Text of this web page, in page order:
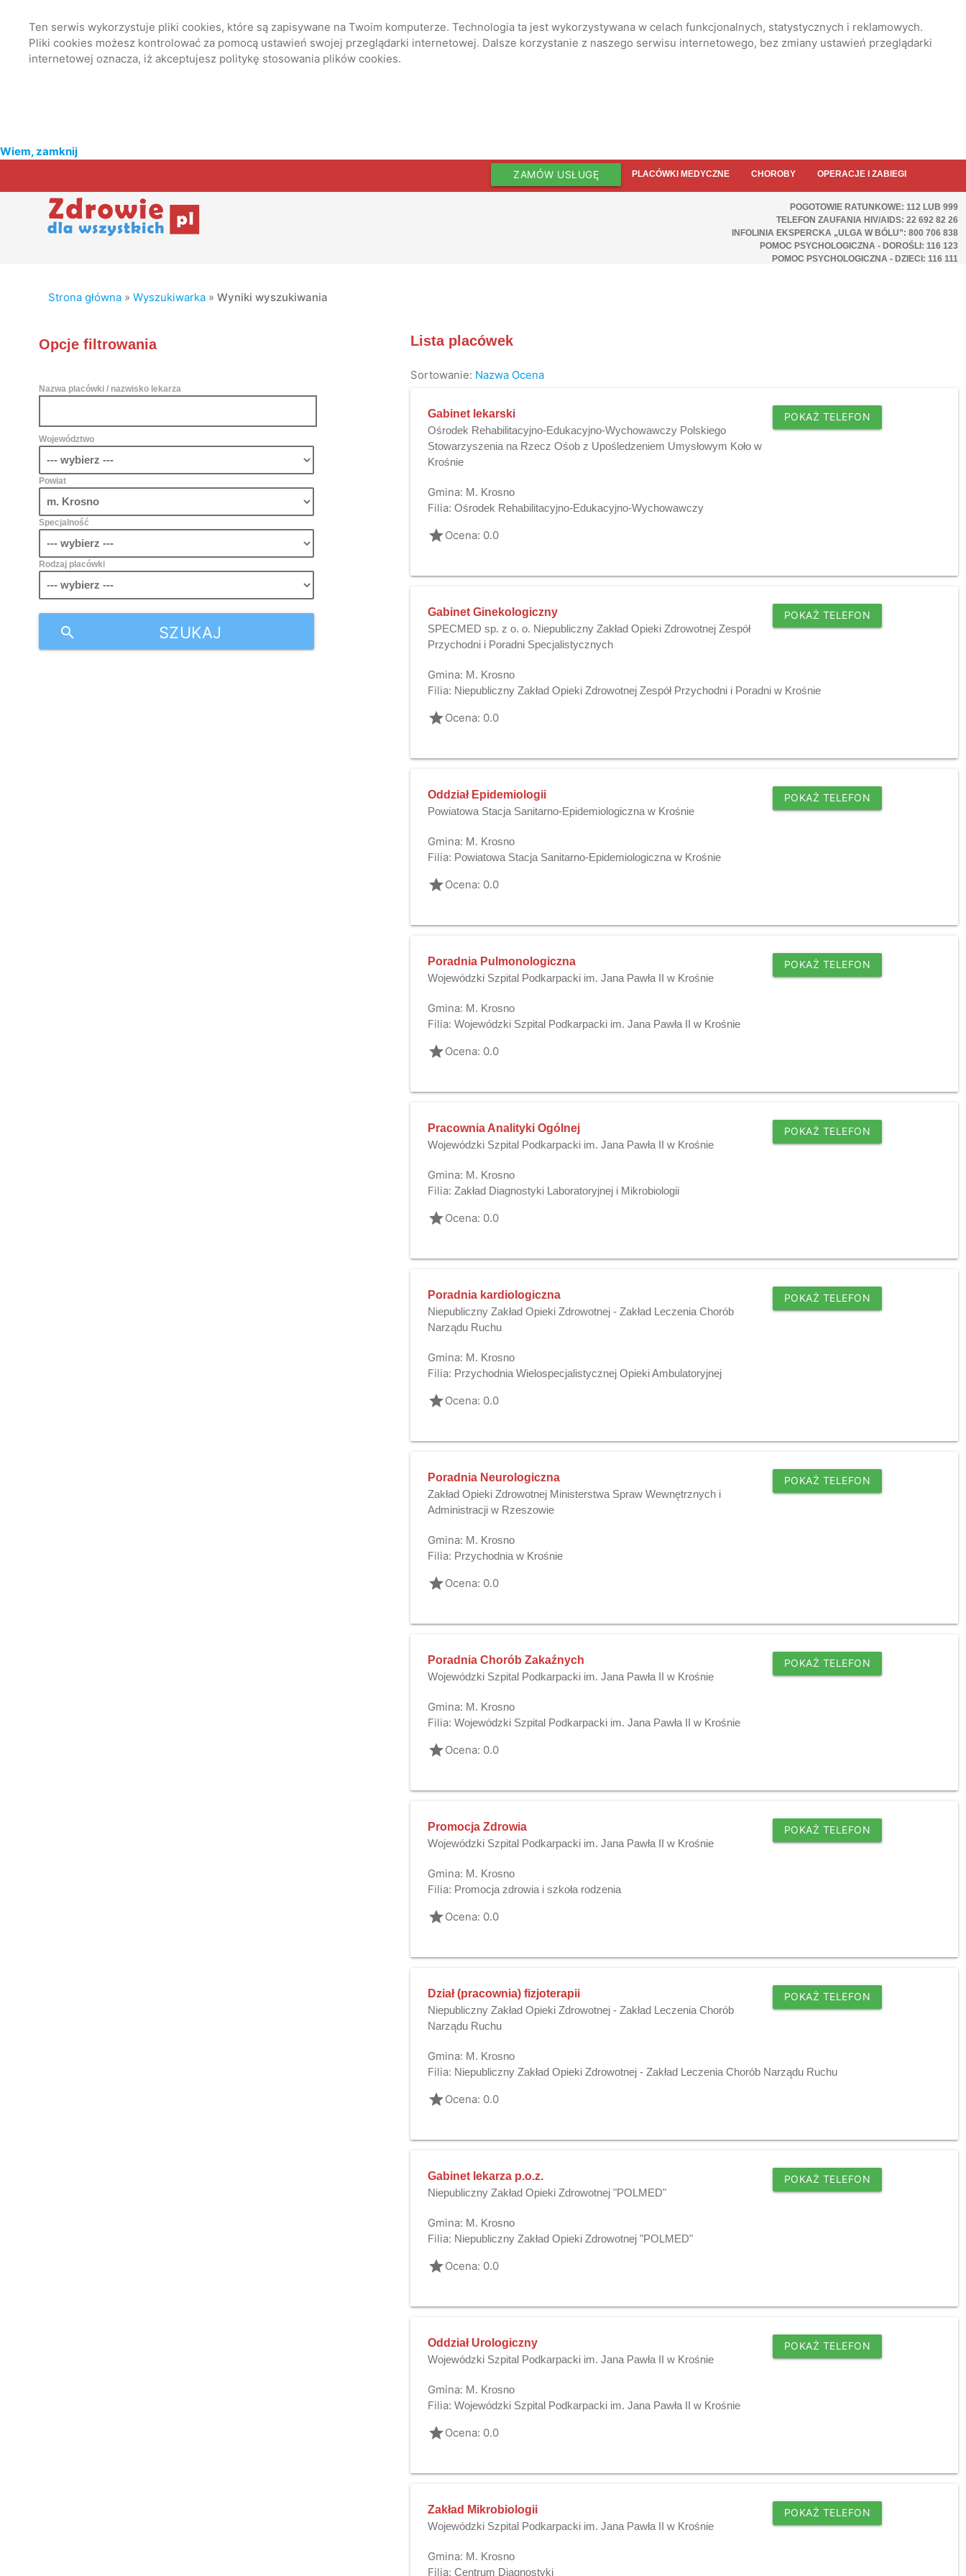
Ten serwis wykorzystuje pliki cookies, które są zapisywane na Twoim komputerze. Technologia ta jest wykorzystywana w celach funkcjonalnych, statystycznych i reklamowych.
Pliki cookies możesz kontrolować za pomocą ustawień swojej przeglądarki internetowej. Dalsze korzystanie z naszego serwisu internetowego, bez zmiany ustawień przeglądarki
internetowej oznacza, iż akceptujesz politykę stosowania plików cookies.
Wiem, zamknij
ZAMÓW USŁUGĘ PLACÓWKI MEDYCZNE CHOROBY OPERACJE I ZABIEGI
POGOTOWIE RATUNKOWE: 112 LUB 999
TELEFON ZAUFANIA HIV/AIDS: 22 692 82 26
INFOLINIA EKSPERCKA „ULGA W BÓLU”: 800 706 838
POMOC PSYCHOLOGICZNA - DOROŚLI: 116 123
POMOC PSYCHOLOGICZNA - DZIECI: 116 111
Strona główna »Wyszukiwarka »Wyniki wyszukiwania
Opcje filtrowania
Nazwa placówki / nazwisko lekarza
Województwo
Powiat
Specjalność
Rodzaj placówki
SZUKAJ
search
Lista placówek
Sortowanie: Nazwa Ocena
Gabinet lekarski
Ośrodek Rehabilitacyjno-Edukacyjno-Wychowawczy Polskiego
Stowarzyszenia na Rzecz Ośob z Upośledzeniem Umysłowym Koło w
Krośnie
POKAŻ TELEFON
Gmina: M. Krosno
Filia: Ośrodek Rehabilitacyjno-Edukacyjno-Wychowawczy
gradeOcena: 0.0
Gabinet Ginekologiczny
SPECMED sp. z o. o. Niepubliczny Zakład Opieki Zdrowotnej Zespół
Przychodni i Poradni Specjalistycznych
POKAŻ TELEFON
Gmina: M. Krosno
Filia: Niepubliczny Zakład Opieki Zdrowotnej Zespół Przychodni i Poradni w Krośnie
gradeOcena: 0.0
Oddział Epidemiologii
Powiatowa Stacja Sanitarno-Epidemiologiczna w Krośnie
POKAŻ TELEFON
Gmina: M. Krosno
Filia: Powiatowa Stacja Sanitarno-Epidemiologiczna w Krośnie
gradeOcena: 0.0
Poradnia Pulmonologiczna
Wojewódzki Szpital Podkarpacki im. Jana Pawła II w Krośnie
POKAŻ TELEFON
Gmina: M. Krosno
Filia: Wojewódzki Szpital Podkarpacki im. Jana Pawła II w Krośnie
gradeOcena: 0.0
Pracownia Analityki Ogólnej
Wojewódzki Szpital Podkarpacki im. Jana Pawła II w Krośnie
POKAŻ TELEFON
Gmina: M. Krosno
Filia: Zakład Diagnostyki Laboratoryjnej i Mikrobiologii
gradeOcena: 0.0
Poradnia kardiologiczna
Niepubliczny Zakład Opieki Zdrowotnej - Zakład Leczenia Chorób
Narządu Ruchu
POKAŻ TELEFON
Gmina: M. Krosno
Filia: Przychodnia Wielospecjalistycznej Opieki Ambulatoryjnej
gradeOcena: 0.0
Poradnia Neurologiczna
Zakład Opieki Zdrowotnej Ministerstwa Spraw Wewnętrznych i
Administracji w Rzeszowie
POKAŻ TELEFON
Gmina: M. Krosno
Filia: Przychodnia w Krośnie
gradeOcena: 0.0
Poradnia Chorób Zakaźnych
Wojewódzki Szpital Podkarpacki im. Jana Pawła II w Krośnie
POKAŻ TELEFON
Gmina: M. Krosno
Filia: Wojewódzki Szpital Podkarpacki im. Jana Pawła II w Krośnie
gradeOcena: 0.0
Promocja Zdrowia
Wojewódzki Szpital Podkarpacki im. Jana Pawła II w Krośnie
POKAŻ TELEFON
Gmina: M. Krosno
Filia: Promocja zdrowia i szkoła rodzenia
gradeOcena: 0.0
Dział (pracownia) fizjoterapii
Niepubliczny Zakład Opieki Zdrowotnej - Zakład Leczenia Chorób
Narządu Ruchu
POKAŻ TELEFON
Gmina: M. Krosno
Filia: Niepubliczny Zakład Opieki Zdrowotnej - Zakład Leczenia Chorób Narządu Ruchu
gradeOcena: 0.0
Gabinet lekarza p.o.z.
Niepubliczny Zakład Opieki Zdrowotnej "POLMED"
POKAŻ TELEFON
Gmina: M. Krosno
Filia: Niepubliczny Zakład Opieki Zdrowotnej "POLMED"
gradeOcena: 0.0
Oddział Urologiczny
Wojewódzki Szpital Podkarpacki im. Jana Pawła II w Krośnie
POKAŻ TELEFON
Gmina: M. Krosno
Filia: Wojewódzki Szpital Podkarpacki im. Jana Pawła II w Krośnie
gradeOcena: 0.0
Zakład Mikrobiologii
Wojewódzki Szpital Podkarpacki im. Jana Pawła II w Krośnie
POKAŻ TELEFON
Gmina: M. Krosno
Filia: Centrum Diagnostyki